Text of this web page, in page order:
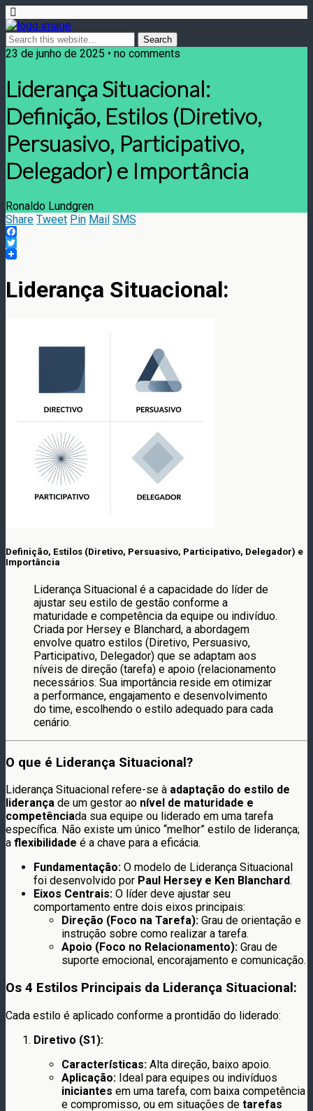
23 de junho de 2025 • no comments
Liderança Situacional:
Definição, Estilos (Diretivo,
Persuasivo, Participativo,
Delegador) e Importância
Ronaldo Lundgren
Share Tweet Pin Mail SMS
Facebook
Twitter
Liderança Situacional:
Definição, Estilos (Diretivo, Persuasivo, Participativo, Delegador) e
Importância
Liderança Situacional é a capacidade do líder de
ajustar seu estilo de gestão conforme a
maturidade e competência da equipe ou indivíduo.
Criada por Hersey e Blanchard, a abordagem
envolve quatro estilos (Diretivo, Persuasivo,
Participativo, Delegador) que se adaptam aos
níveis de direção (tarefa) e apoio (relacionamento
necessários. Sua importância reside em otimizar
a performance, engajamento e desenvolvimento
do time, escolhendo o estilo adequado para cada
cenário.
O que é Liderança Situacional?
Liderança Situacional refere-se à adaptação do estilo de
liderança de um gestor ao nível de maturidade e
competênciada sua equipe ou liderado em uma tarefa
específica. Não existe um único “melhor” estilo de liderança;
a flexibilidade é a chave para a eficácia.
Fundamentação: O modelo de Liderança Situacional
foi desenvolvido por Paul Hersey e Ken Blanchard.
Eixos Centrais: O líder deve ajustar seu
comportamento entre dois eixos principais:
Direção (Foco na Tarefa): Grau de orientação e
instrução sobre como realizar a tarefa.
Apoio (Foco no Relacionamento): Grau de
suporte emocional, encorajamento e comunicação.
Os 4 Estilos Principais da Liderança Situacional:
Cada estilo é aplicado conforme a prontidão do liderado:
Diretivo (S1):
Características: Alta direção, baixo apoio.
Aplicação: Ideal para equipes ou indivíduos
iniciantes em uma tarefa, com baixa competência
e compromisso, ou em situações de tarefas